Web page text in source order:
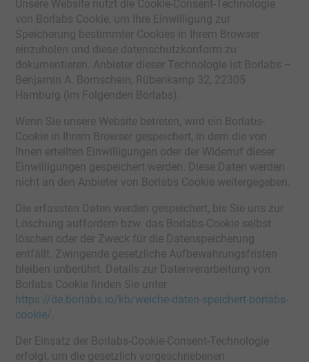
Unsere Website nutzt die Cookie-Consent-Technologie
von Borlabs Cookie, um Ihre Einwilligung zur
Speicherung bestimmter Cookies in Ihrem Browser
einzuholen und diese datenschutzkonform zu
dokumentieren. Anbieter dieser Technologie ist Borlabs –
Benjamin A. Bornschein, Rübenkamp 32, 22305
Hamburg (im Folgenden Borlabs).
Wenn Sie unsere Website betreten, wird ein Borlabs-
Cookie in Ihrem Browser gespeichert, in dem die von
Ihnen erteilten Einwilligungen oder der Widerruf dieser
Einwilligungen gespeichert werden. Diese Daten werden
nicht an den Anbieter von Borlabs Cookie weitergegeben.
Die erfassten Daten werden gespeichert, bis Sie uns zur
Löschung auffordern bzw. das Borlabs-Cookie selbst
löschen oder der Zweck für die Datenspeicherung
entfällt. Zwingende gesetzliche Aufbewahrungsfristen
bleiben unberührt. Details zur Datenverarbeitung von
Borlabs Cookie finden Sie unter
https://de.borlabs.io/kb/welche-daten-speichert-borlabs-
cookie/
Der Einsatz der Borlabs-Cookie-Consent-Technologie
erfolgt, um die gesetzlich vorgeschriebenen